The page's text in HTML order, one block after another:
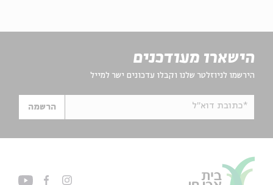
הישארו מעודכנים
הירשמו לניוזלטר שלנו וקבלו עדכונים ישר למייל
*כתובת דוא"ל הרשמה